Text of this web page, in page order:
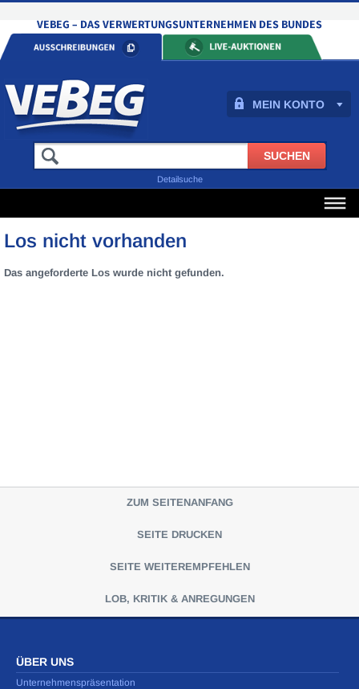
MEIN KONTO
Detailsuche
Los nicht vorhanden
Das angeforderte Los wurde nicht gefunden.
ZUM SEITENANFANG
SEITE DRUCKEN
SEITE WEITEREMPFEHLEN
LOB, KRITIK & ANREGUNGEN
ÜBER UNS
Unternehmenspräsentation